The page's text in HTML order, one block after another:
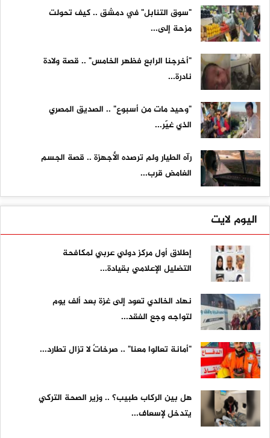
"سوق التنابل" في دمشق .. كيف تحولت
مزحة إلى...
"أخرجنا الرابع فظهر الخامس" .. قصة ولادة
نادرة...
"وحيد مات من أسبوع" .. الصديق المصري
الذي غيّر...
رآه الطيار ولم ترصده الأجهزة .. قصة الجسم
الغامض قرب...
اليوم لايت
إطلاق أول مركز دولي عربي لمكافحة
التضليل الإعلامي بقيادة...
نهاد الخالدي تعود إلى غزة بعد ألف يوم
لتواجه وجع الفقد...
"أمانة تعالوا معنا" .. صرخاتٌ لا تزال تطارد...
هل بين الركاب طبيب؟ .. وزير الصحة التركي
يتدخل لإسعاف...